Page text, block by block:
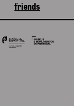
friends